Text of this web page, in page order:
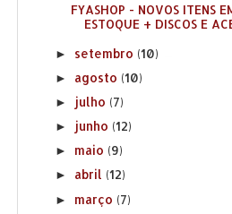
FYASHOP - NOVOS ITENS
ESTOQUE + DISCOS E
► setembro (10)
► agosto (10)
► julho (7)
► junho (12)
► maio (9)
► abril (12)
► março (7)